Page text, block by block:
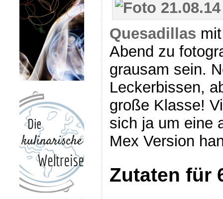
Quesadillas
Abend zu
grausam sein.
Leckerbissen,
große Klasse!
sich ja um eine
Mex Version
Zutaten für